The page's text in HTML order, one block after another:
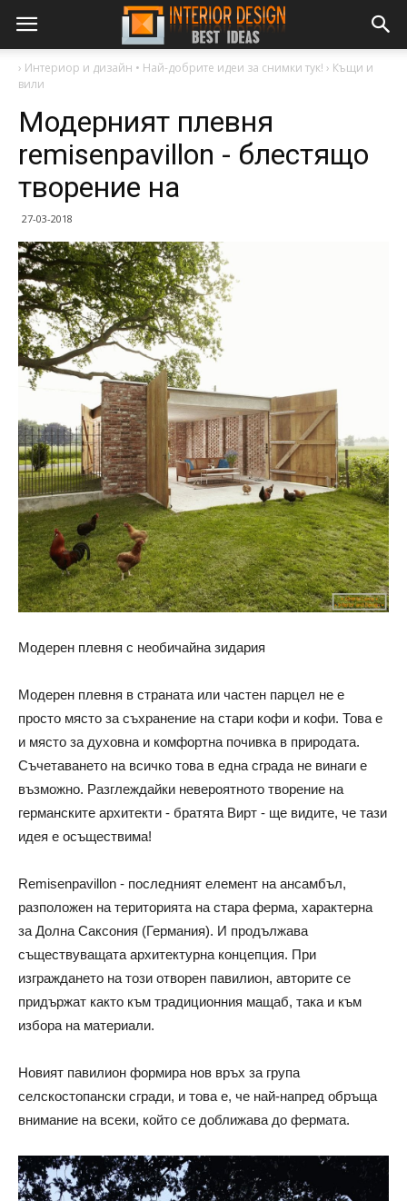
› Интериор и дизайн • Най-добрите идеи за снимки тук! › Къщи и
вили
Модерният плевня
remisenpavillon - блестящо
творение на
27-03-2018
Модерен плевня с необичайна зидария
Модерен плевня в страната или частен парцел не е
просто място за съхранение на стари кофи и кофи. Това е
и място за духовна и комфортна почивка в природата.
Съчетаването на всичко това в една сграда не винаги е
възможно. Разглеждайки невероятното творение на
германските архитекти - братята Вирт - ще видите, че тази
идея е осъществима!
Remisenpavillon - последният елемент на ансамбъл,
разположен на територията на стара ферма, характерна
за Долна Саксония (Германия). И продължава
съществуващата архитектурна концепция. При
изграждането на този отворен павилион, авторите се
придържат както към традиционния мащаб, така и към
избора на материали.
Новият павилион формира нов връх за група
селскостопански сгради, и това е, че най-напред обръща
внимание на всеки, който се доближава до фермата.